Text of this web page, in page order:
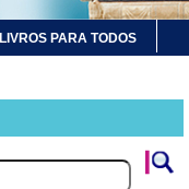
LIVROS PARA TODOS